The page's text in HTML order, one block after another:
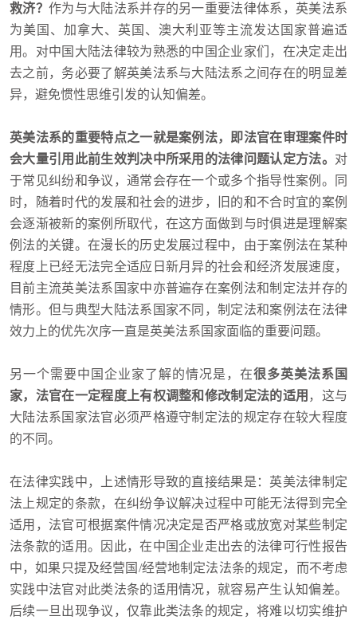
救济？ 作为与大陆法系并存的另一重要法律体系，英美法系
为美国、加拿大、英国、澳大利亚等主流发达国家普遍适
用。对中国大陆法律较为熟悉的中国企业家们，在决定走出
去之前，务必要了解英美法系与大陆法系之间存在的明显差
异，避免惯性思维引发的认知偏差。
英美法系的重要特点之一就是案例法，即法官在审理案件时
会大量引用此前生效判决中所采用的法律问题认定方法。 对
于常见纠纷和争议，通常会存在一个或多个指导性案例。同
时，随着时代的发展和社会的进步，旧的和不合时宜的案例
会逐渐被新的案例所取代，在这方面做到与时俱进是理解案
例法的关键。在漫长的历史发展过程中，由于案例法在某种
程度上已经无法完全适应日新月异的社会和经济发展速度，
目前主流英美法系国家中亦普遍存在案例法和制定法并存的
情形。但与典型大陆法系国家不同，制定法和案例法在法律
效力上的优先次序一直是英美法系国家面临的重要问题。
另一个需要中国企业家了解的情况是，在很多英美法系国
家，法官在一定程度上有权调整和修改制定法的适用 ，这与
大陆法系国家法官必须严格遵守制定法的规定存在较大程度
的不同。
在法律实践中，上述情形导致的直接结果是：英美法律制定
法上规定的条款，在纠纷争议解决过程中可能无法得到完全
适用，法官可根据案件情况决定是否严格或放宽对某些制定
法条款的适用。因此，在中国企业走出去的法律可行性报告
中，如果只提及经营国/经营地制定法法条的规定，而不考虑
实践中法官对此类法条的适用情况，就容易产生认知偏差。
后续一旦出现争议，仅靠此类法条的规定，将难以切实维护